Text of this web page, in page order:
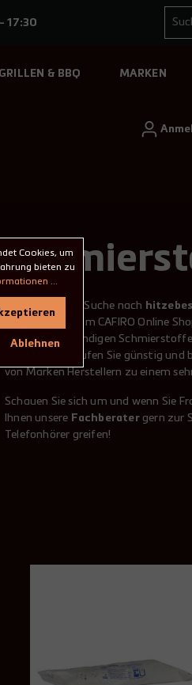
17:30
GRILLEN & BBQ MARKEN
Sie sind auf der Suche nach
sind Sie bei uns im CAFIRO Online
von hitzebeständigen
Schornstein kaufen Sie günstig und
von Marken Herstellern zu einem
Schauen Sie sich um und wenn Sie
Ihnen unsere Fachberatergern zur
Telefonhörer greifen!
Cookies, um
bieten zu
...
Ablehnen